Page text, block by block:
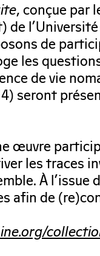
, conçue par
de
de
les
de vie
seront
œuvre
les traces
À l’issue
afin de